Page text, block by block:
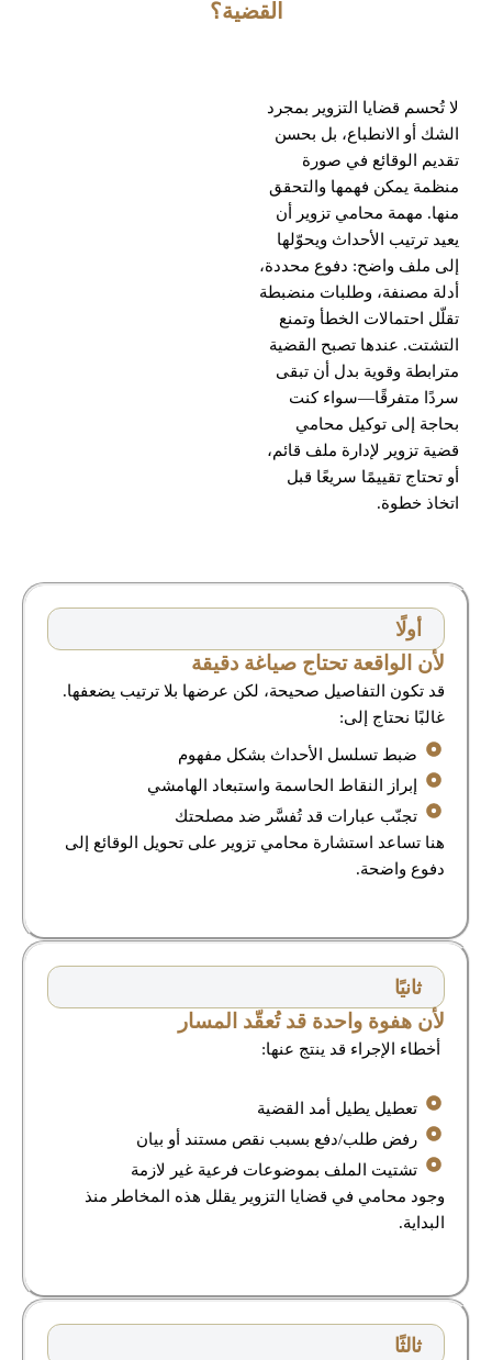
القضية؟
لا تُحسم قضايا التزوير بمجرد
الشك أو الانطباع، بل بحسن
تقديم الوقائع في صورة
منظمة يمكن فهمها والتحقق
منها. مهمة محامي تزوير أن
يعيد ترتيب الأحداث ويحوّلها
إلى ملف واضح: دفوع محددة،
أدلة مصنفة، وطلبات منضبطة
تقلّل احتمالات الخطأ وتمنع
التشتت. عندها تصبح القضية
مترابطة وقوية بدل أن تبقى
سردًا متفرقًا—سواء كنت
بحاجة إلى توكيل محامي
قضية تزوير لإدارة ملف قائم،
أو تحتاج تقييمًا سريعًا قبل
اتخاذ خطوة.
أولًا
لأن الواقعة تحتاج صياغة دقيقة
قد تكون التفاصيل صحيحة، لكن عرضها بلا ترتيب يضعفها.
غالبًا نحتاج إلى:
ضبط تسلسل الأحداث بشكل مفهوم
إبراز النقاط الحاسمة واستبعاد الهامشي
تجنّب عبارات قد تُفسَّر ضد مصلحتك
هنا تساعد استشارة محامي تزوير على تحويل الوقائع إلى
دفوع واضحة.
ثانيًا
لأن هفوة واحدة قد تُعقّد المسار
أخطاء الإجراء قد ينتج عنها:
تعطيل يطيل أمد القضية
رفض طلب/دفع بسبب نقص مستند أو بيان
تشتيت الملف بموضوعات فرعية غير لازمة
وجود محامي في قضايا التزوير يقلل هذه المخاطر منذ
البداية.
ثالثًا